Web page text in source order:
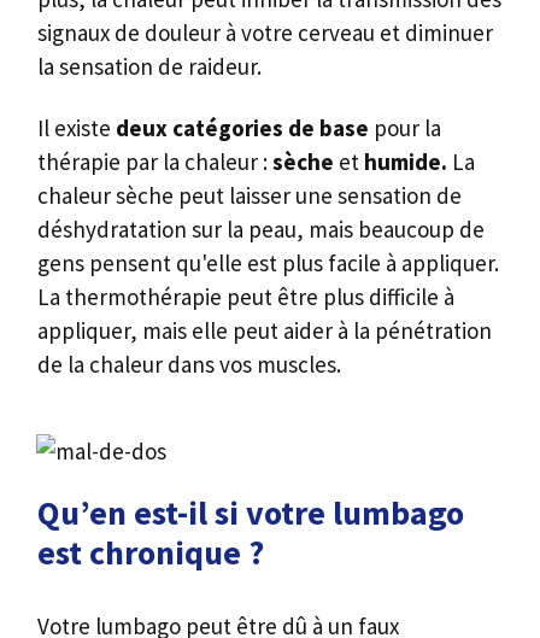
signaux de douleur à votre cerveau et diminuer
la sensation de raideur.
Il existe deux catégories de base pour la
thérapie par la chaleur :sèche et humide. La
chaleur sèche peut laisser une sensation de
déshydratation sur la peau, mais beaucoup de
gens pensent qu'elle est plus facile à appliquer.
La thermothérapie peut être plus difficile à
appliquer, mais elle peut aider à la pénétration
de la chaleur dans vos muscles.
Qu’en est-il si votre lumbago
est chronique ?
Votre lumbago peut être dû à un faux